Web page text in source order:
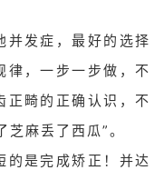
并发症，最好的选择
律，一步一步做，不
正畸的正确认识，不
麻丢了西瓜”。
的是完成矫正！并达